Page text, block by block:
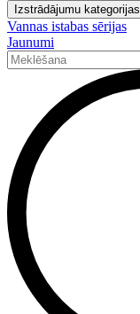
Izstrādājumu kategorijas
Vannas istabas sērijas
Jaunumi